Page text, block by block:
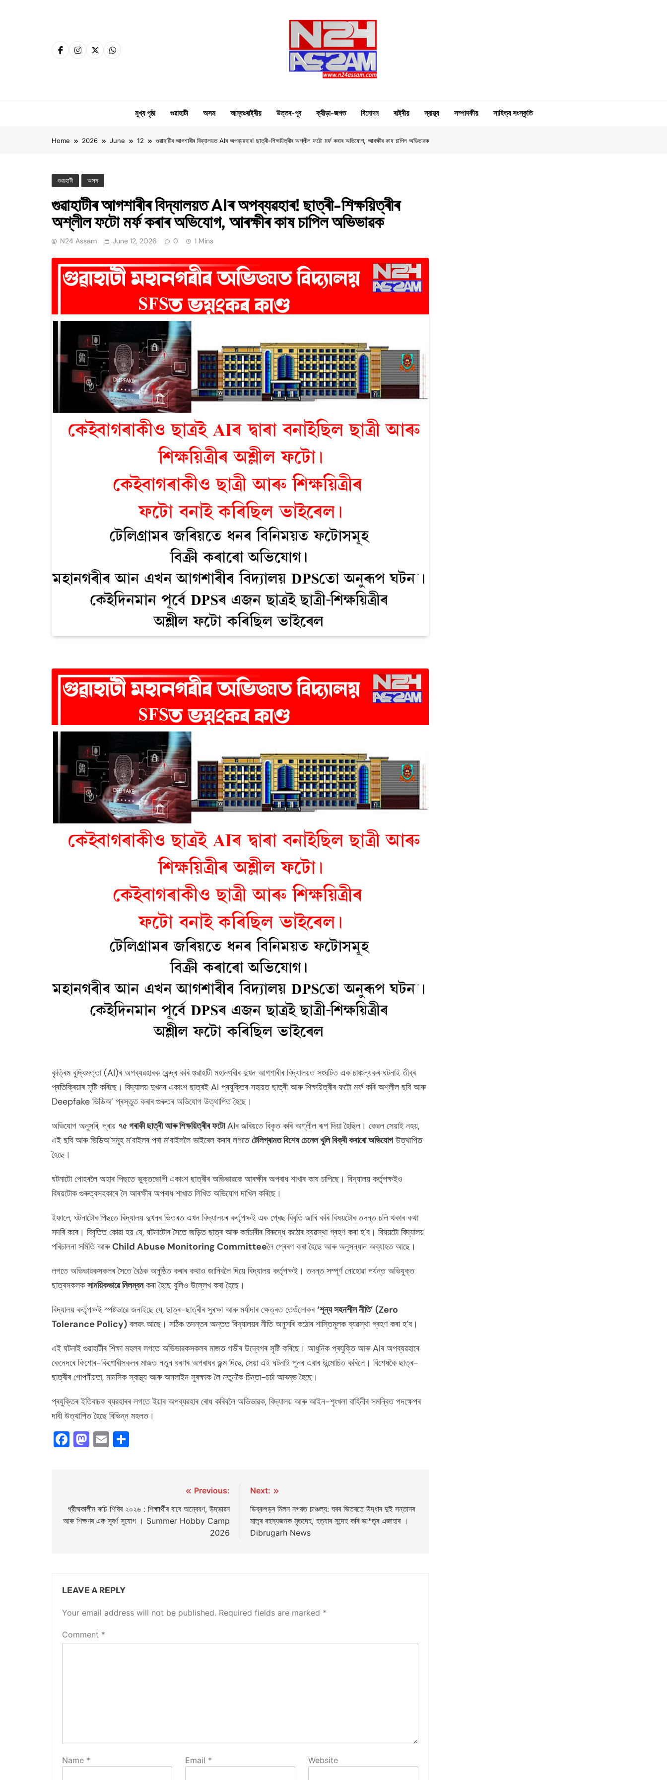
মুখ্য পৃষ্ঠা গুৱাহাটী অসম আন্তঃৰাষ্ট্ৰীয় উত্তৰ-পূব ক্রীড়া-জগত বিনোদন ৰাষ্ট্ৰীয় স্বাস্থ্য সম্পাদকীয় সাহিত্য সংস্কৃতি
Home 2026 June 12 গুৱাহাটীৰ আগশাৰীৰ বিদ্যালয়ত AIৰ অপব্যৱহাৰ! ছাত্ৰী-শিক্ষয়িত্ৰীৰ অশ্লীল ফটো মৰ্ফ কৰাৰ অভিযোগ, আৰক্ষীৰ কাষ চাপিল অভিভাৱক
গুৱাহাটী অসম
গুৱাহাটীৰ আগশাৰীৰ বিদ্যালয়ত AIৰ অপব্যৱহাৰ! ছাত্ৰী-শিক্ষয়িত্ৰীৰ
অশ্লীল ফটো মৰ্ফ কৰাৰ অভিযোগ, আৰক্ষীৰ কাষ চাপিল অভিভাৱক
N24 Assam June 12, 2026 0 1 Mins
কৃত্ৰিম বুদ্ধিমত্তা (AI)ৰ অপব্যৱহাৰক কেন্দ্ৰ কৰি গুৱাহাটী মহানগৰীৰ দুখন আগশাৰীৰ বিদ্যালয়ত সংঘটিত এক চাঞ্চল্যকৰ ঘটনাই তীব্ৰ
প্ৰতিক্ৰিয়াৰ সৃষ্টি কৰিছে। বিদ্যালয় দুখনৰ একাংশ ছাত্ৰই AI প্ৰযুক্তিৰ সহায়ত ছাত্ৰী আৰু শিক্ষয়িত্ৰীৰ ফটো মৰ্ফ কৰি অশ্লীল ছবি আৰু
Deepfake ভিডিঅ’ প্ৰস্তুত কৰাৰ গুৰুতৰ অভিযোগ উত্থাপিত হৈছে।
অভিযোগ অনুসৰি, প্ৰায় ৭৫ গৰাকী ছাত্ৰী আৰু শিক্ষয়িত্ৰীৰ ফটোAIৰ জৰিয়তে বিকৃত কৰি অশ্লীল ৰূপ দিয়া হৈছিল। কেৱল সেয়াই নহয়,
এই ছবি আৰু ভিডিঅ’সমূহ ম’বাইলৰ পৰা ম’বাইললৈ ভাইৰেল কৰাৰ লগতেটেলিগ্ৰামত বিশেষ চেনেল খুলি বিক্ৰী কৰাৰো অভিযোগউত্থাপিত
হৈছে।
ঘটনাটো পোহৰলৈ অহাৰ পিছতে ভুক্তভোগী একাংশ ছাত্ৰীৰ অভিভাৱকে আৰক্ষীৰ অপৰাধ শাখাৰ কাষ চাপিছে। বিদ্যালয় কৰ্তৃপক্ষইও
বিষয়টোক গুৰুত্বসহকাৰে লৈ আৰক্ষীৰ অপৰাধ শাখাত লিখিত অভিযোগ দাখিল কৰিছে।
ইফালে, ঘটনাটোৰ পিছতে বিদ্যালয় দুখনৰ ভিতৰত এখন বিদ্যালয়ৰ কৰ্তৃপক্ষই এক প্ৰেছ বিবৃতি জাৰি কৰি বিষয়টোৰ তদন্ত চলি থকাৰ কথা
সদৰি কৰে। বিবৃতিত কোৱা হয় যে, ঘটনাটোৰ সৈতে জড়িত ছাত্ৰ আৰু কৰ্মচাৰীৰ বিৰুদ্ধে কঠোৰ ব্যৱস্থা গ্ৰহণ কৰা হ’ব। বিষয়টো বিদ্যালয়
পৰিচালনা সমিতি আৰুChild Abuse Monitoring Committeeলৈ প্ৰেৰণ কৰা হৈছে আৰু অনুসন্ধান অব্যাহত আছে।
লগতে অভিভাৱকসকলৰ সৈতে বৈঠক অনুষ্ঠিত কৰাৰ কথাও জানিবলৈ দিয়ে বিদ্যালয় কৰ্তৃপক্ষই। তদন্ত সম্পূৰ্ণ নোহোৱা পৰ্যন্ত অভিযুক্ত
ছাত্ৰসকলকসাময়িকভাৱে নিলম্বনকৰা হৈছে বুলিও উল্লেখ কৰা হৈছে।
বিদ্যালয় কৰ্তৃপক্ষই স্পষ্টভাৱে জনাইছে যে, ছাত্ৰ-ছাত্ৰীৰ সুৰক্ষা আৰু মৰ্যাদাৰ ক্ষেত্ৰত তেওঁলোকৰ‘শূন্য সহনশীল নীতি’ (Zero
Tolerance Policy) বলৱৎ আছে। সঠিক তদন্তৰ অন্তত বিদ্যালয়ৰ নীতি অনুসৰি কঠোৰ শাস্তিমূলক ব্যৱস্থা গ্ৰহণ কৰা হ’ব।
এই ঘটনাই গুৱাহাটীৰ শিক্ষা মহলৰ লগতে অভিভাৱকসকলৰ মাজত গভীৰ উদ্বেগৰ সৃষ্টি কৰিছে। আধুনিক প্ৰযুক্তি আৰু AIৰ অপব্যৱহাৰে
কেনেদৰে কিশোৰ-কিশোৰীসকলৰ মাজত নতুন ধৰণৰ অপৰাধৰ জন্ম দিছে, সেয়া এই ঘটনাই পুনৰ এবাৰ উন্মোচিত কৰিলে। বিশেষকৈ ছাত্ৰ-
ছাত্ৰীৰ গোপনীয়তা, মানসিক স্বাস্থ্য আৰু অনলাইন সুৰক্ষাক লৈ নতুনকৈ চিন্তা-চৰ্চা আৰম্ভ হৈছে।
প্ৰযুক্তিৰ ইতিবাচক ব্যৱহাৰৰ লগতে ইয়াৰ অপব্যৱহাৰ ৰোধ কৰিবলৈ অভিভাৱক, বিদ্যালয় আৰু আইন-শৃংখলা বাহিনীৰ সমন্বিত পদক্ষেপৰ
দাবী উত্থাপিত হৈছে বিভিন্ন মহলত।
Facebook
Mastodon
Email
navigation
Previous:
গ্রীষ্মকালীন ৰুচি শিবিৰ ২০২৬ : শিক্ষাৰ্থীৰ বাবে অন্বেষণ, উদ্ভাৱন
আৰু শিক্ষণৰ এক সুবৰ্ণ সুযোগ । Summer Hobby Camp
2026
Next:
ডিব্ৰুগড়ৰ মিলন নগৰত চাঞ্চল্য: ঘৰৰ ভিতৰতে উদ্ধাৰ দুই সন্তানৰ
মাতৃৰ ৰহস্যজনক মৃতদেহ, হত্যাৰ সন্দেহ কৰি ভা*তৃৰ এজাহাৰ ।
Dibrugarh News
LEAVE A REPLY
Your email address will not be published. Required fields are marked *
Comment *
Name * Email * Website